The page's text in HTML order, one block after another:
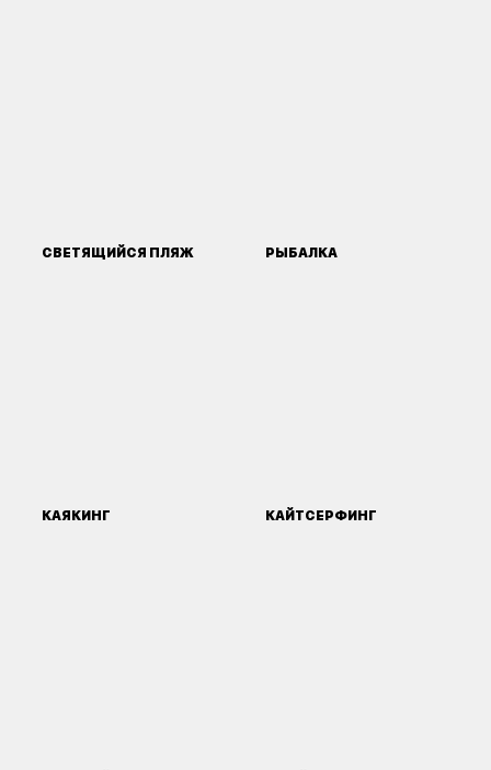
СВЕТЯЩИЙСЯ ПЛЯЖ РЫБАЛКА
КАЯКИНГ КАЙТСЕРФИНГ